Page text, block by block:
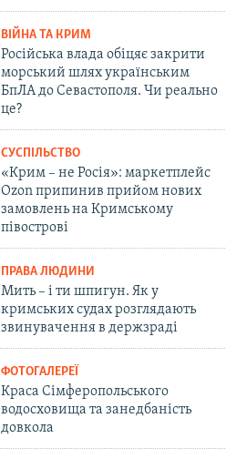
ВІЙНА ТА КРИМ
Російська влада обіцяє закрити
морський шлях українським
БпЛА до Севастополя. Чи реально
це?
СУСПІЛЬСТВО
«Крим – не Росія»: маркетплейс
Ozon припинив прийом нових
замовлень на Кримському
півострові
ПРАВА ЛЮДИНИ
Мить – і ти шпигун. Як у
кримських судах розглядають
звинувачення в держзраді
ФОТОГАЛЕРЕЇ
Краса Сімферопольського
водосховища та занедбаність
довкола